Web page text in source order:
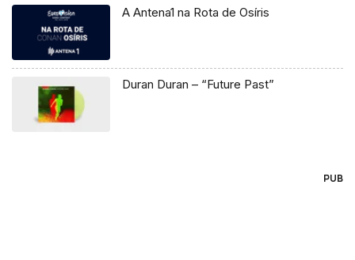
A Antena1 na Rota de Osíris
Duran Duran – “Future Past”
PUB